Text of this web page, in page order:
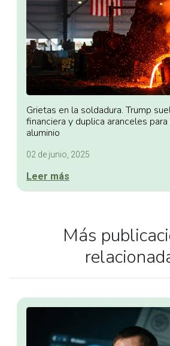
Grietas en la soldadura. Trump
financiera y duplica aranceles
aluminio
02 de junio, 2025
Leer más
Más